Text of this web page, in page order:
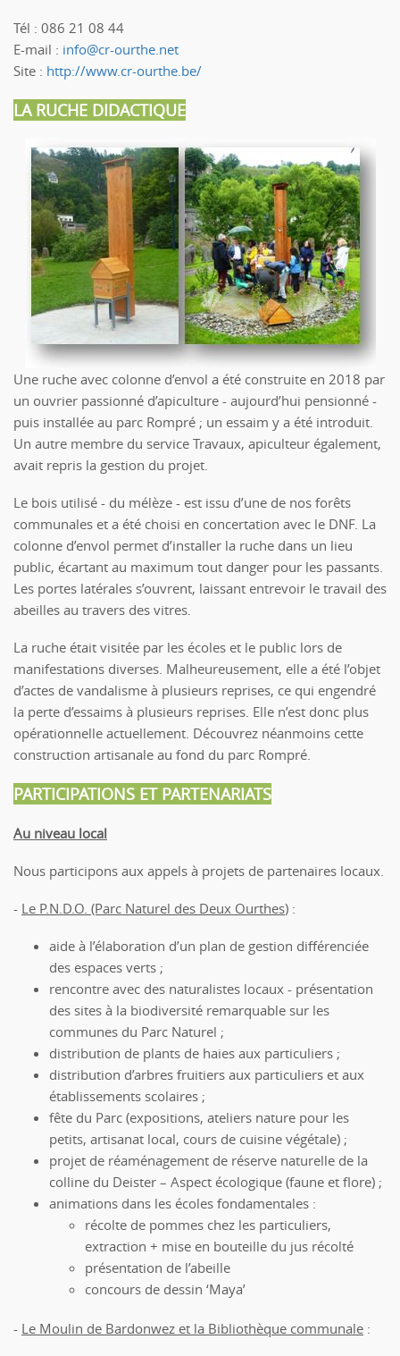
Tél : 086 21 08 44
E-mail : info@cr-ourthe.net
Site : http://www.cr-ourthe.be/
LA RUCHE DIDACTIQUE
Une ruche avec colonne d’envol a été construite en 2018 par
un ouvrier passionné d’apiculture - aujourd’hui pensionné -
puis installée au parc Rompré ; un essaim y a été introduit.
Un autre membre du service Travaux, apiculteur également,
avait repris la gestion du projet.
Le bois utilisé - du mélèze - est issu d’une de nos forêts
communales et a été choisi en concertation avec le DNF. La
colonne d’envol permet d’installer la ruche dans un lieu
public, écartant au maximum tout danger pour les passants.
Les portes latérales s’ouvrent, laissant entrevoir le travail des
abeilles au travers des vitres.
La ruche était visitée par les écoles et le public lors de
manifestations diverses. Malheureusement, elle a été l’objet
d’actes de vandalisme à plusieurs reprises, ce qui engendré
la perte d’essaims à plusieurs reprises. Elle n’est donc plus
opérationnelle actuellement. Découvrez néanmoins cette
construction artisanale au fond du parc Rompré.
PARTICIPATIONS ET PARTENARIATS
Au niveau local
Nous participons aux appels à projets de partenaires locaux.
- Le P.N.D.O. (Parc Naturel des Deux Ourthes) :
aide à l’élaboration d’un plan de gestion différenciée
des espaces verts ;
rencontre avec des naturalistes locaux - présentation
des sites à la biodiversité remarquable sur les
communes du Parc Naturel ;
distribution de plants de haies aux particuliers ;
distribution d’arbres fruitiers aux particuliers et aux
établissements scolaires ;
fête du Parc (expositions, ateliers nature pour les
petits, artisanat local, cours de cuisine végétale) ;
projet de réaménagement de réserve naturelle de la
colline du Deister – Aspect écologique (faune et flore) ;
animations dans les écoles fondamentales :
récolte de pommes chez les particuliers,
extraction + mise en bouteille du jus récolté
présentation de l’abeille
concours de dessin ‘Maya’
- Le Moulin de Bardonwez et la Bibliothèque communale :